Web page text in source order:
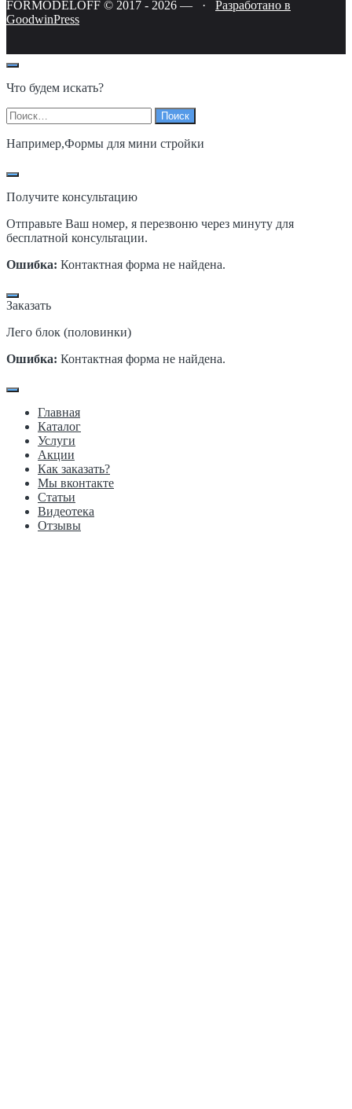
FORMODELOFF © 2017 - 2026 — · Разработано в
GoodwinPress
Что будем искать?
Найти:
Например,Формы для мини стройки
Получите консультацию
Отправьте Ваш номер, я перезвоню через минуту для
бесплатной консультации.
Ошибка: Контактная форма не найдена.
Заказать
Лего блок (половинки)
Ошибка: Контактная форма не найдена.
Главная
Каталог
Услуги
Акции
Как заказать?
Мы вконтакте
Статьи
Видеотека
Отзывы